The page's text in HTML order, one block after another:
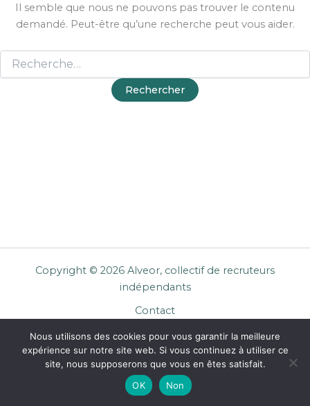
Il semble que nous ne pouvons pas trouver le contenu
demandé. Peut-être qu’une recherche peut vous aider.
Copyright © 2026 Alveor, collectif de recruteurs
indépendants
Contact
Mentions légales
Confidentialité
CGU Entreprises
Nous utilisons des cookies pour vous garantir la meilleure
expérience sur notre site web. Si vous continuez à utiliser ce
site, nous supposerons que vous en êtes satisfait.
OK
Non